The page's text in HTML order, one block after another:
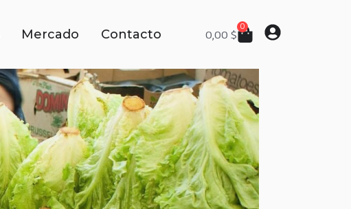
Mercado Contacto 0,00 $
0